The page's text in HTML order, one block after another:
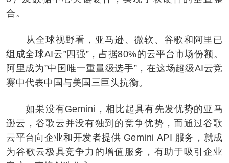
合。
从全球视野看，亚马逊、微软、谷歌和阿里已
组成全球AI云”四强”，占据80%的云平台市场份额。
阿里成为”中国唯一重量级选手”，在这场超级AI云竞
赛中代表中国与美国三巨头抗衡。
如果没有Gemini，相比起具有先发优势的亚马
逊云，谷歌云并没有独到的竞争优势，而通过谷歌
云平台向企业和开发者提供 Gemini API 服务，就成
为谷歌云极具竞争力的增值服务，有助于吸引企业